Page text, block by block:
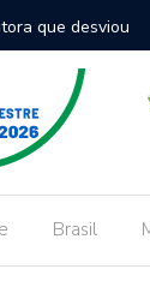
vai custar R$
Brasil